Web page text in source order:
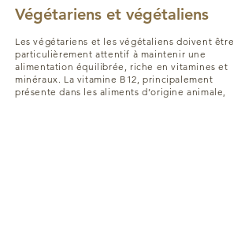
Végétariens et végétaliens
Les végétariens et les végétaliens doivent être
particulièrement attentif à maintenir une
alimentation équilibrée, riche en vitamines et
minéraux. La vitamine B12, principalement
présente dans les aliments d’origine animale,